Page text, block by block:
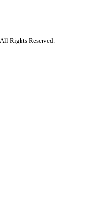
All Rights Reserved.